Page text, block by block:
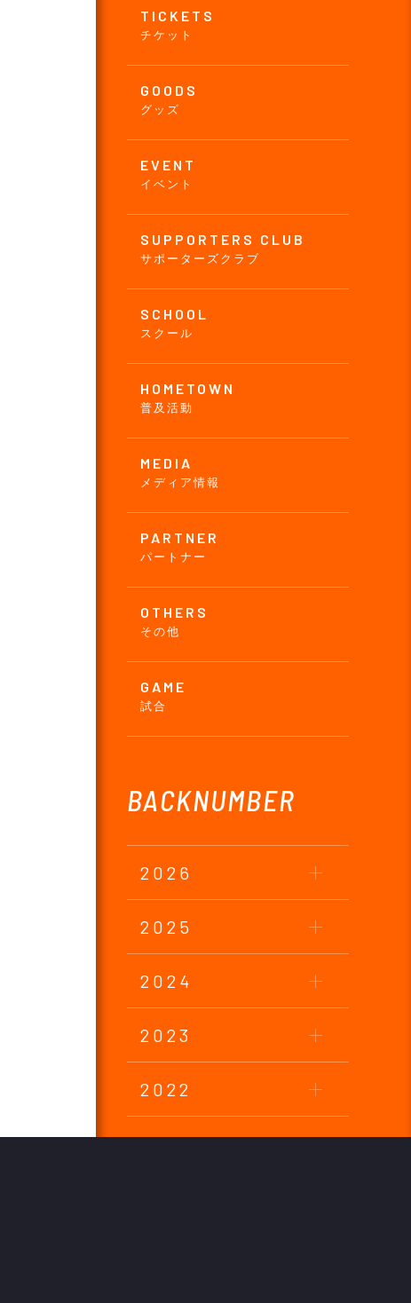
TICKETS
チケット
GOODS
グッズ
EVENT
イベント
SUPPORTERS CLUB
サポーターズクラブ
SCHOOL
スクール
HOMETOWN
普及活動
MEDIA
メディア情報
PARTNER
パートナー
OTHERS
その他
GAME
試合
BACKNUMBER
2026
2025
2024
2023
2022
2021